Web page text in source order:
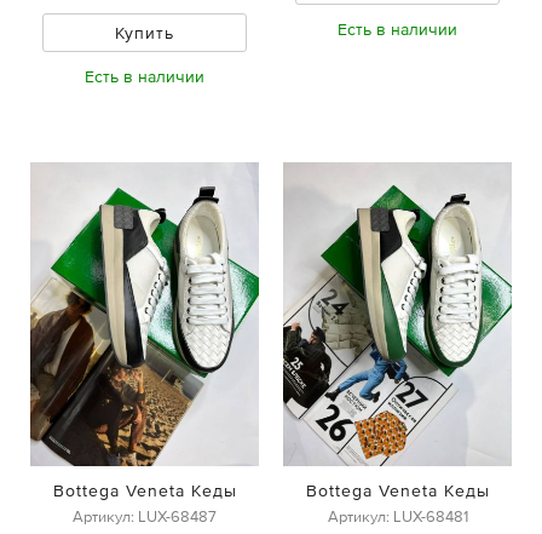
Купить
Есть в наличии
Есть в наличии
Bottega Veneta Кеды
Артикул: LUX-68487
Bottega Veneta Кеды
Артикул: LUX-68481